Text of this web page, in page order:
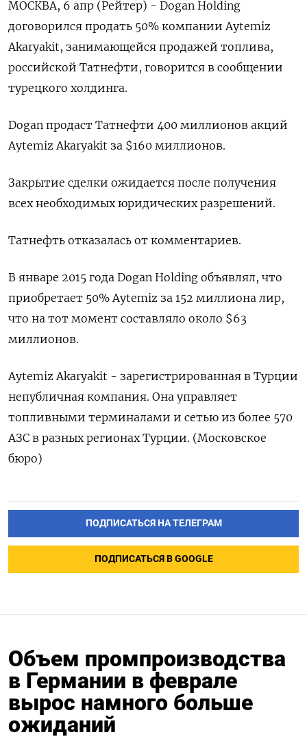
МОСКВА, 6 апр (Рейтер) - Dogan Holding
договорился продать 50% компании Aytemiz
Akaryakit, занимающейся продажей топлива,
российской Татнефти, говорится в сообщении
турецкого холдинга.
Dogan продаст Татнефти 400 миллионов акций
Aytemiz Akaryakit за $160 миллионов.
Закрытие сделки ожидается после получения
всех необходимых юридических разрешений.
Татнефть отказалась от комментариев.
В январе 2015 года Dogan Holding объявлял, что
приобретает 50% Aytemiz за 152 миллиона лир,
что на тот момент составляло около $63
миллионов.
Aytemiz Akaryakit - зарегистрированная в Турции
непубличная компания. Она управляет
топливными терминалами и сетью из более 570
АЗС в разных регионах Турции. (Московское
бюро)
ПОДПИСАТЬСЯ НА ТЕЛЕГРАМ
ПОДПИСАТЬСЯ В GOOGLE
Объем промпроизводства
в Германии в феврале
вырос намного больше
ожиданий